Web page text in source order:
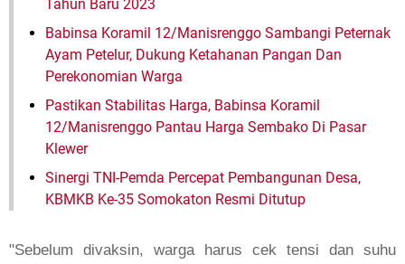
Tahun Baru 2023
Babinsa Koramil 12/Manisrenggo Sambangi Peternak
Ayam Petelur, Dukung Ketahanan Pangan Dan
Perekonomian Warga
Pastikan Stabilitas Harga, Babinsa Koramil
12/Manisrenggo Pantau Harga Sembako Di Pasar
Klewer
Sinergi TNI-Pemda Percepat Pembangunan Desa,
KBMKB Ke-35 Somokaton Resmi Ditutup
"Sebelum divaksin, warga harus cek tensi dan suhu